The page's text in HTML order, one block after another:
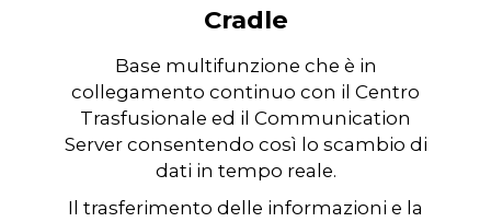
Cradle
Base multifunzione che è in
collegamento continuo con il Centro
Trasfusionale ed il Communication
Server consentendo così lo scambio di
dati in tempo reale.
Il trasferimento delle informazioni e la